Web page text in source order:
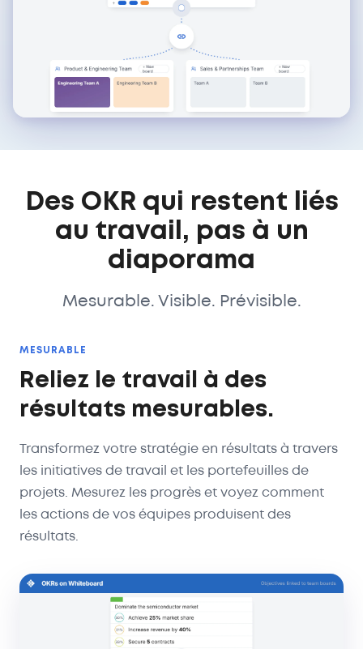
Des OKR qui restent liés
au travail, pas à un
diaporama
Mesurable. Visible. Prévisible.
MESURABLE
Reliez le travail à des
résultats mesurables.
Transformez votre stratégie en résultats à travers
les initiatives de travail et les portefeuilles de
projets. Mesurez les progrès et voyez comment
les actions de vos équipes produisent des
résultats.